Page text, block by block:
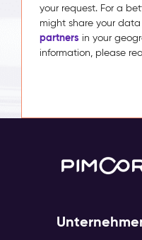
your request. For a
might share your
partners in your
information, please